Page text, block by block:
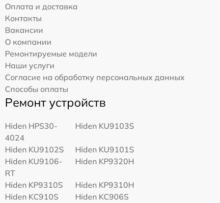
Оплата и доставка
Контакты
Вакансии
О компании
Ремонтируемые модели
Наши услуги
Согласие на обработку персональных данных
Способы оплаты
Ремонт устройств
Hiden HPS30-
4024
Hiden KU9103S
Hiden KU9102S
Hiden KU9101S
Hiden KU9106-
RT
Hiden KP9320H
Hiden KP9310S
Hiden KP9310H
Hiden KC910S
Hiden KC906S